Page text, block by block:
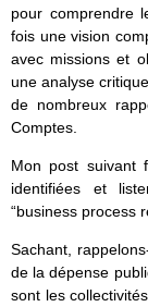
pour comprendre
fois une vision
avec missions et
une analyse
de nombreux
Comptes.
Mon post suivant
identifiées et
“business process
Sachant,
de la dépense
sont les